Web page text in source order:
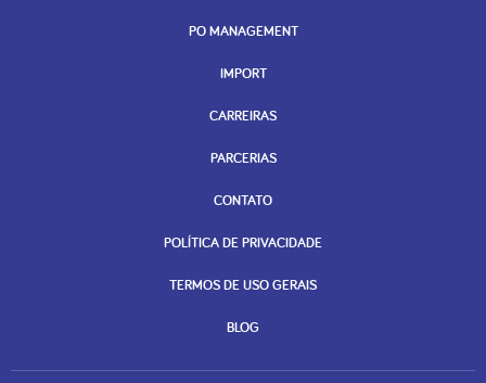
PO MANAGEMENT
IMPORT
CARREIRAS
PARCERIAS
CONTATO
POLÍTICA DE PRIVACIDADE
TERMOS DE USO GERAIS
BLOG